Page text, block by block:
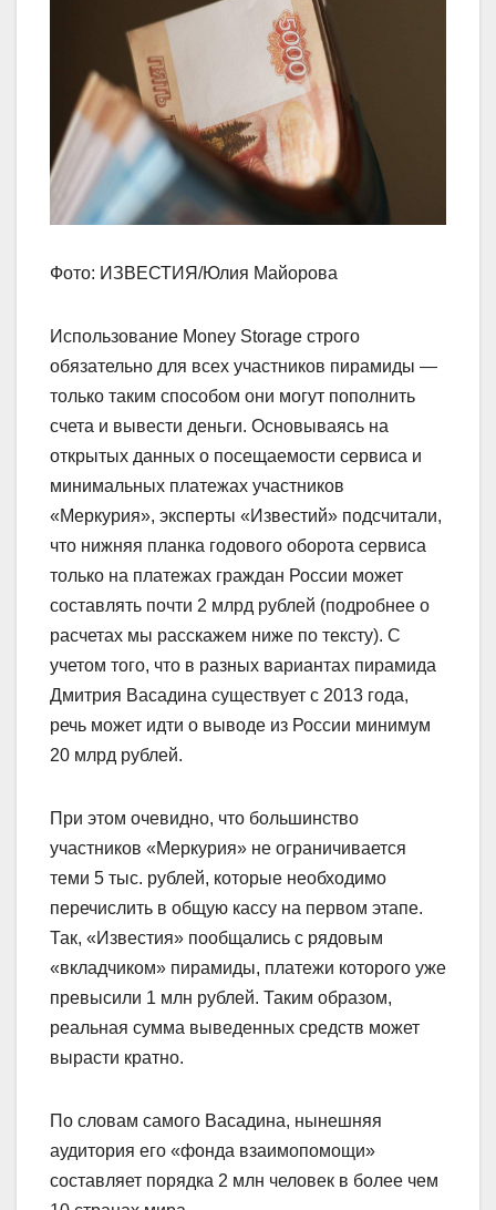
Фото: ИЗВЕСТИЯ/Юлия Майорова
Использование Money Storage строго
обязательно для всех участников пирамиды —
только таким способом они могут пополнить
счета и вывести деньги. Основываясь на
открытых данных о посещаемости сервиса и
минимальных платежах участников
«Меркурия», эксперты «Известий» подсчитали,
что нижняя планка годового оборота сервиса
только на платежах граждан России может
составлять почти 2 млрд рублей (подробнее о
расчетах мы расскажем ниже по тексту). С
учетом того, что в разных вариантах пирамида
Дмитрия Васадина существует с 2013 года,
речь может идти о выводе из России минимум
20 млрд рублей.
При этом очевидно, что большинство
участников «Меркурия» не ограничивается
теми 5 тыс. рублей, которые необходимо
перечислить в общую кассу на первом этапе.
Так, «Известия» пообщались с рядовым
«вкладчиком» пирамиды, платежи которого уже
превысили 1 млн рублей. Таким образом,
реальная сумма выведенных средств может
вырасти кратно.
По словам самого Васадина, нынешняя
аудитория его «фонда взаимопомощи»
составляет порядка 2 млн человек в более чем